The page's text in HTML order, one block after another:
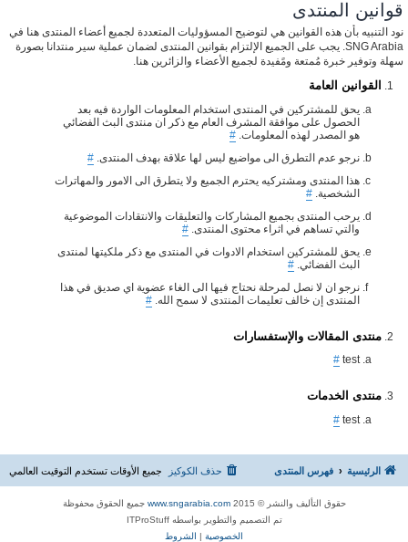
قوانين المنتدى
نود التنبيه بأن هذه القوانين هي لتوضيح المسؤوليات المتعددة لجميع أعضاء المنتدى هنا في
SNG Arabia. يجب على الجميع الإلتزام بقوانين المنتدى لضمان عملية سير منتدانا بصورة
سهلة وتوفير خبرة مُمتعة ومًفيدة لجميع الأعضاء والزائرين هنا.
القوانين العامة
يحق للمشتركين في المنتدى استخدام المعلومات الواردة فيه بعد
الحصول على موافقة المشرف العام مع ذكر ان منتدى البث الفضائي
هو المصدر لهذه المعلومات. #
نرجو عدم التطرق الى مواضيع ليس لها علاقة بهدف المنتدى. #
هذا المنتدى ومشتركيه يحترم الجميع ولا يتطرق الى الامور والمهاترات
الشخصية. #
يرحب المنتدى بجميع المشاركات والتعليقات والانتقادات الموضوعية
والتي تساهم في اثراء محتوى المنتدى. #
يحق للمشتركين استخدام الادوات في المنتدى مع ذكر ملكيتها لمنتدى
البث الفضائي. #
نرجو ان لا نصل لمرحلة نحتاج فيها الى الغاء عضوية اي صديق في هذا
المنتدى إن خالف تعليمات المنتدى لا سمح الله. #
منتدى المقالات والإستفسارات
test
#
منتدى الخدمات
test
#
الرئيسية فهرس المنتدى جميع الأوقات تستخدم التوقيت العالمي حذف الكوكيز
حقوق التأليف والنشر © 2015 www.sngarabia.com جميع الحقوق محفوظة
تم التصميم والتطوير بواسطه ITProStuff
الخصوصية | الشروط